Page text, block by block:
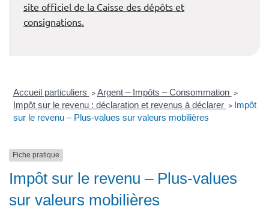
site officiel de la Caisse des dépôts et
consignations.
Accueil particuliers > Argent – Impôts – Consommation >
Impôt sur le revenu : déclaration et revenus à déclarer > Impôt
sur le revenu – Plus-values sur valeurs mobilières
Fiche pratique
Impôt sur le revenu – Plus-values
sur valeurs mobilières